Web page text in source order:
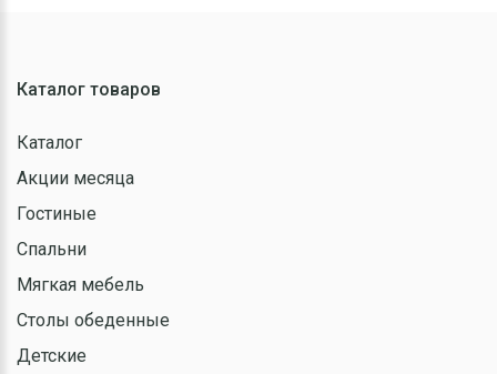
Каталог товаров
Каталог
Акции месяца
Гостиные
Спальни
Мягкая мебель
Столы обеденные
Детские